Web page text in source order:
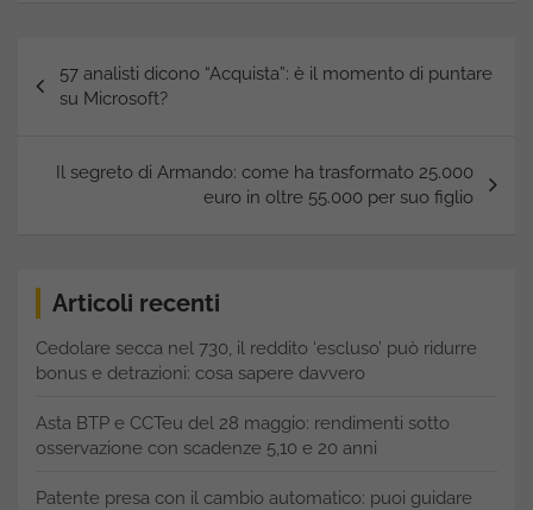
articoli
57 analisti dicono “Acquista”: è il momento di puntare
su Microsoft?
Il segreto di Armando: come ha trasformato 25.000
euro in oltre 55.000 per suo figlio
Articoli recenti
Cedolare secca nel 730, il reddito ‘escluso’ può ridurre
bonus e detrazioni: cosa sapere davvero
Asta BTP e CCTeu del 28 maggio: rendimenti sotto
osservazione con scadenze 5,10 e 20 anni
Patente presa con il cambio automatico: puoi guidare